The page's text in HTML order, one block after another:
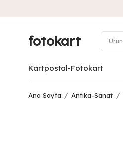
fotokart
Kartpostal-Fotokart
Ana Sayfa / Antika-Sanat /